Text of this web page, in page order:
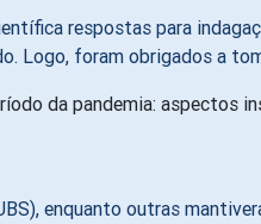
respostas para
Logo, foram obrigados a
enquanto outras